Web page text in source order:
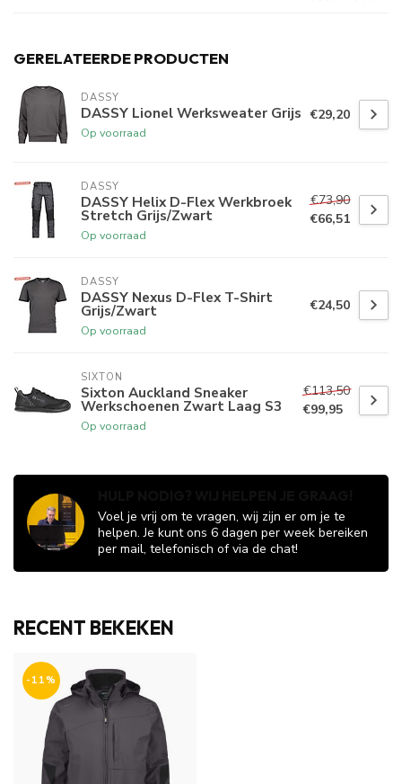
GERELATEERDE PRODUCTEN
DASSY
DASSY Lionel Werksweater Grijs
Op voorraad
€29,20
DASSY
DASSY Helix D-Flex Werkbroek
Stretch Grijs/Zwart
Op voorraad
€73,90
€66,51
DASSY
DASSY Nexus D-Flex T-Shirt
Grijs/Zwart
Op voorraad
€24,50
SIXTON
Sixton Auckland Sneaker
Werkschoenen Zwart Laag S3
Op voorraad
€113,50
€99,95
Voel je vrij om te vragen, wij zijn er om je te
helpen. Je kunt ons 6 dagen per week bereiken
per mail, telefonisch of via de chat!
RECENT BEKEKEN
-11%